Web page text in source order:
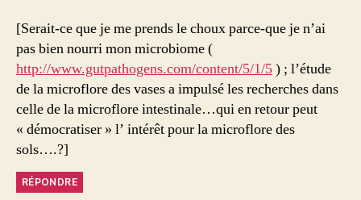
[Serait-ce que je me prends le choux parce-que je n’ai
pas bien nourri mon microbiome (
http://www.gutpathogens.com/content/5/1/5) ; l’étude
de la microflore des vases a impulsé les recherches dans
celle de la microflore intestinale…qui en retour peut
« démocratiser » l’ intérêt pour la microflore des
sols….?]
RÉPONDRE